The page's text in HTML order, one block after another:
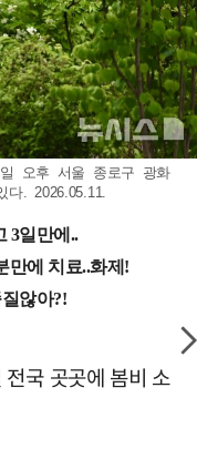
오후 서울 종로구 광화
. 2026.05.11.
국 곳곳에 봄비 소